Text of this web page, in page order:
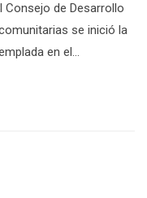
Consejo de Desarrollo
se inició la
en el...